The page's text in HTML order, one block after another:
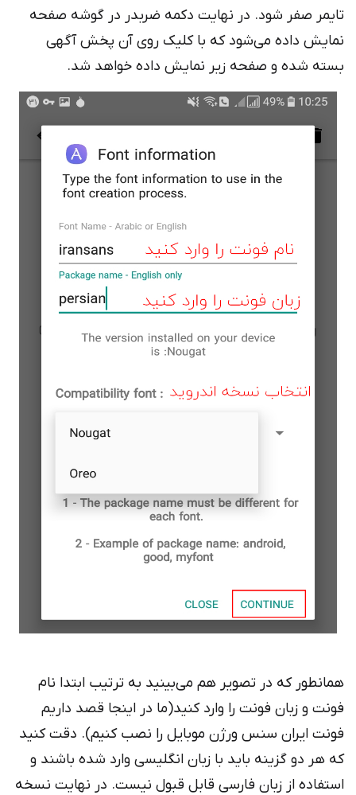
تایمر صفر شود. در نهایت دکمه ضربدر در گوشه صفحه
نمایش داده می‌شود که با کلیک روی آن پخش آگهی
بسته شده و صفحه زیر نمایش داده خواهد شد.
همانطور که در تصویر هم می‌بینید به ترتیب ابتدا نام
فونت و زبان فونت را وارد کنید(ما در اینجا قصد داریم
فونت ایران سنس ورژن موبایل را نصب کنیم). دقت کنید
که هر دو گزینه باید با زبان انگلیسی وارد شده باشند و
استفاده از زبان فارسی قابل قبول نیست. در نهایت نسخه